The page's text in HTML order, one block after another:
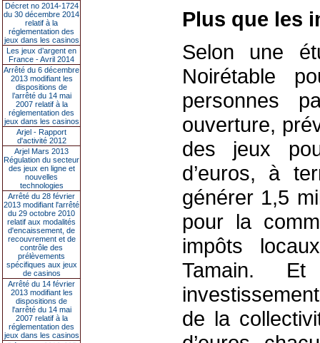
Décret no 2014-1724
du 30 décembre 2014
relatif à la
réglementation des
jeux dans les casinos
Les jeux d’argent en
France - Avril 2014
Arrêté du 6 décembre
2013 modifiant les
dispositions de
l’arrêté du 14 mai
2007 relatif à la
réglementation des
jeux dans les casinos
Arjel - Rapport
d'activité 2012
Arjel Mars 2013
Régulation du secteur
des jeux en ligne et
nouvelles
technologies
Arrêté du 28 février
2013 modifiant l'arrêté
du 29 octobre 2010
relatif aux modalités
d'encaissement, de
recouvrement et de
contrôle des
prélèvements
spécifiques aux jeux
de casinos
Arrêté du 14 février
2013 modifiant les
dispositions de
l'arrêté du 14 mai
2007 relatif à la
réglementation des
jeux dans les casinos
Plus que les
Selon une
Noirétable
personnes
ouverture,
des jeux
d’euros, à
générer 1,5
pour la
impôts
Tamain.
de la